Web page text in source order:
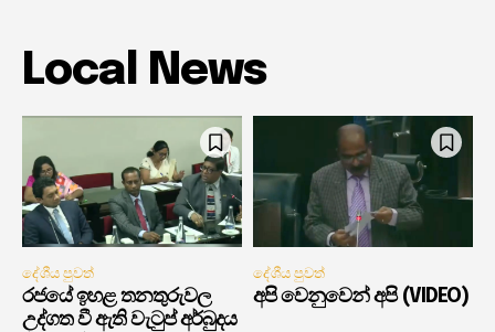
Local News
දේශීය පුවත්
රජයේ ඉහළ තනතුරුවල
උද්ගත වී ඇති වැටුප් අර්බුදය
දේශීය පුවත්
අපි වෙනුවෙන් අපි (VIDEO)